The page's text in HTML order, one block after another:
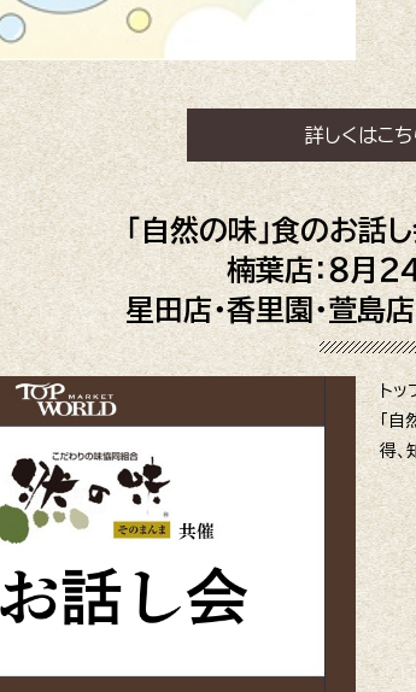
詳しくはこち
「自然の味」食のお話
楠葉店：８月２
星田店・香里園・萱島店
トッ
「自
得